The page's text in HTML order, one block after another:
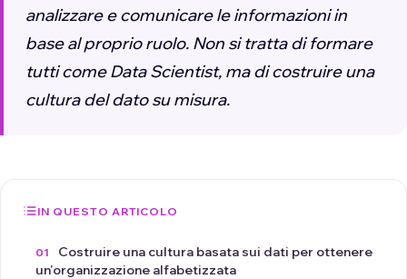
analizzare e comunicare le informazioni in
base al proprio ruolo. Non si tratta di formare
tutti come Data Scientist, ma di costruire una
cultura del dato su misura.
IN QUESTO ARTICOLO
Costruire una cultura basata sui dati per ottenere
un'organizzazione alfabetizzata